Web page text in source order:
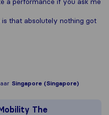
that absolutely nothing got
Singapore (Singapore)
The